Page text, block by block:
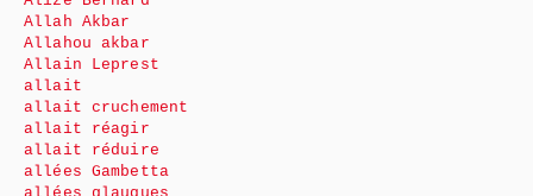
Allah Akbar
Allahou akbar
Allain Leprest
allait
allait cruchement
allait réagir
allait réduire
allées Gambetta